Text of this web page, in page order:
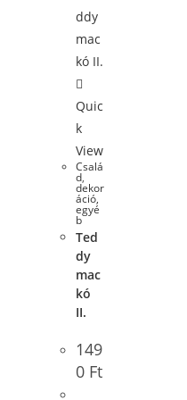
Quic
k
View
Csalá
d,
dekor
áció,
egyé
b
Ted
dy
mac
kó
II.
149
0 Ft